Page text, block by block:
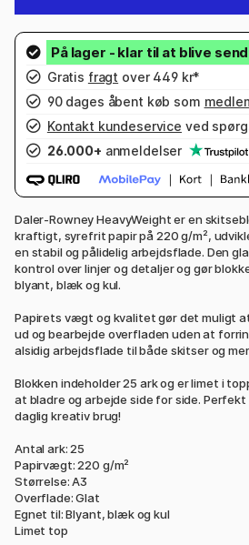
Gratis fragt over 449 kr*
90 dages åbent køb som
Kontakt kundeservice ved
26.000+ anmeldelser
Daler-Rowney HeavyWeight er en
kraftigt, syrefrit papir på 220 g/m²,
en stabil og pålidelig arbejdsflade. Den
kontrol over linjer og detaljer og gør
blyant, blæk og kul.
Papirets vægt og kvalitet gør det muligt
ud og bearbejde overfladen uden at
alsidig arbejdsflade til både skitser og
Blokken indeholder 25 ark og er limet i
at bladre og arbejde side for side.
daglig kreativ brug!
Antal ark: 25
Papirvægt: 220 g/m²
Størrelse: A3
Overflade: Glat
Egnet til: Blyant, blæk og kul
Limet top